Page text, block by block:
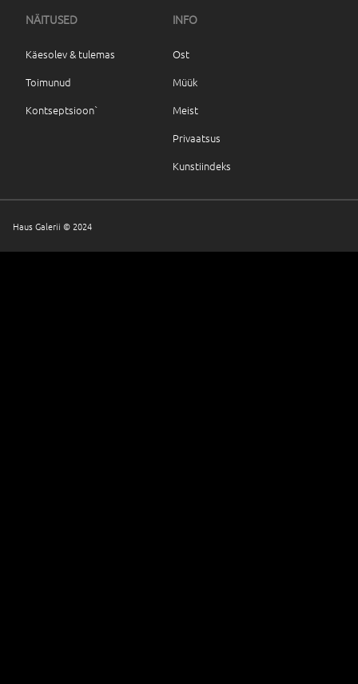
NÄITUSED
Käesolev & tulemas
Toimunud
Kontseptsioon`
INFO
Ost
Müük
Meist
Privaatsus
Kunstiindeks
Haus Galerii © 2024